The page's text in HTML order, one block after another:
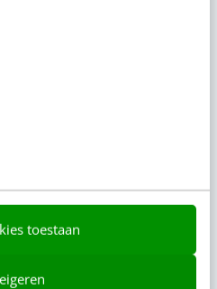
toestaan
zijn ze verplicht, verstandig